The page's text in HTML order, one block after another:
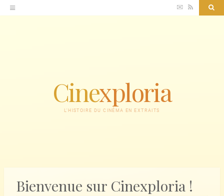
Accéder
au
✉ RSS
Cinexploria
L'HISTOIRE DU CINÉMA EN EXTRAITS
Bienvenue sur Cinexploria !